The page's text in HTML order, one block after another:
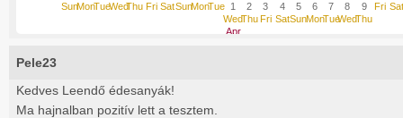
SunMonTueWedThu Fri SatSunMonTue 1
Wed
Apr
2
Thu
3
Fri
4
Sat
5
Sun
6
Mon
7
Tue
8
Wed
9
Thu
Fri Sat
Pele23
Kedves Leendő édesanyák!
Ma hajnalban pozitív lett a tesztem.